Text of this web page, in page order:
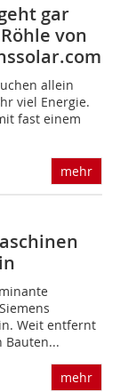
gar
von
allein
viel Energie.
fast einem
mehr
Weit entfernt
Bauten...
mehr